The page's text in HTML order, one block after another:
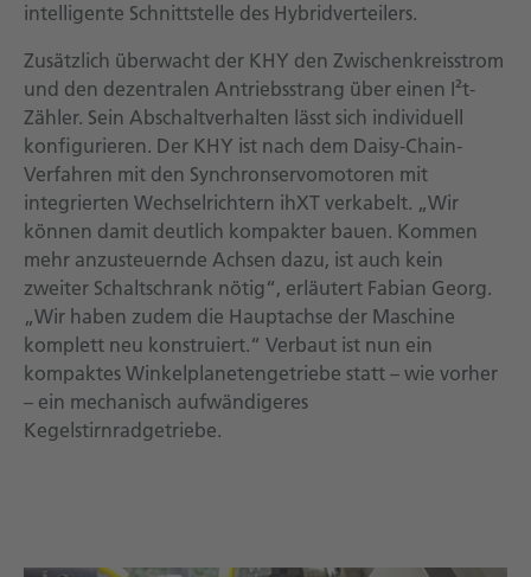
intelligente Schnittstelle des Hybridverteilers.
Zusätzlich überwacht der KHY den Zwischenkreisstrom
und den dezentralen Antriebsstrang über einen I²t-
Zähler. Sein Abschaltverhalten lässt sich individuell
konfigurieren. Der KHY ist nach dem Daisy-Chain-
Verfahren mit den Synchronservomotoren mit
integrierten Wechselrichtern ihXT verkabelt. „Wir
können damit deutlich kompakter bauen. Kommen
mehr anzusteuernde Achsen dazu, ist auch kein
zweiter Schaltschrank nötig“, erläutert Fabian Georg.
„Wir haben zudem die Hauptachse der Maschine
komplett neu konstruiert.“ Verbaut ist nun ein
kompaktes Winkelplanetengetriebe statt – wie vorher
– ein mechanisch aufwändigeres
Kegelstirnradgetriebe.